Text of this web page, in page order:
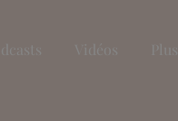
Vidéos Plus